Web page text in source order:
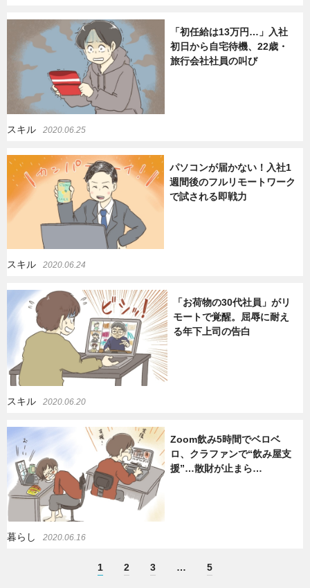
「初任給は13万円…」入社
初日から自宅待機、22歳・
旅行会社社員の叫び
スキル 2020.06.25
パソコンが届かない！入社1
週間後のフルリモートワーク
で試される即戦力
スキル 2020.06.24
「お荷物の30代社員」がリ
モートで覚醒。屈辱に耐え
る年下上司の告白
スキル 2020.06.20
Zoom飲み5時間でベロベ
ロ、クラファンで“飲み屋支
援”…散財が止まら…
暮らし 2020.06.16
1 2 3 … 5